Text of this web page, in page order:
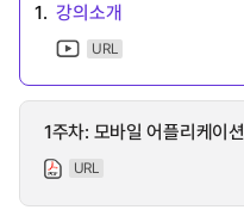
1. 강의소개
URL
1주차: 모바일 어플리케이션
URL